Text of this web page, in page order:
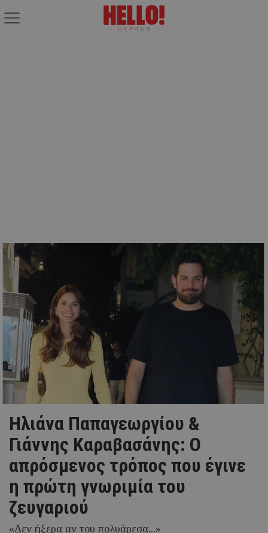
Ηλιάνα Παπαγεωργίου &
Γιάννης Καραβασάνης: Ο
απρόσμενος τρόπος που έγινε
η πρώτη γνωριμία του
ζευγαριού
«Δεν ήξερα αν του πολυάρεσα...»